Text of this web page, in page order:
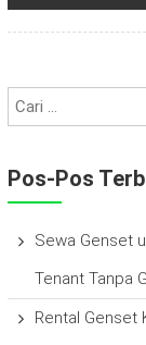
Pos-Pos
Sewa Genset
Tenant Tanpa
Rental Genset